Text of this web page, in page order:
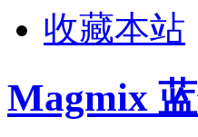
收藏本站
Magmix